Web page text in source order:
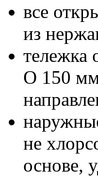
все
из
тележка
O 150
не
основе,